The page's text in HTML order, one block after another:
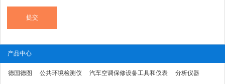
产品中心
德国德图 公共环境检测仪 汽车空调保修设备工具和仪表 分析仪器